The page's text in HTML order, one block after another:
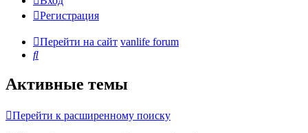
Регистрация
Перейти на сайт vanlife forum
Поиск
Активные темы
Перейти к расширенному поиску